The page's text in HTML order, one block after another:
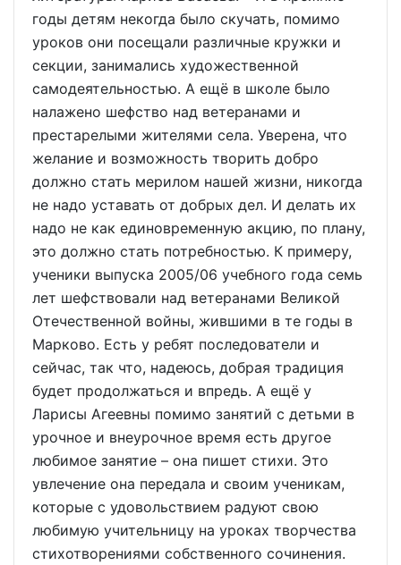
годы детям некогда было скучать, помимо
уроков они посещали различные кружки и
секции, занимались художественной
самодеятельностью. А ещё в школе было
налажено шефство над ветеранами и
престарелыми жителями села. Уверена, что
желание и возможность творить добро
должно стать мерилом нашей жизни, никогда
не надо уставать от добрых дел. И делать их
надо не как единовременную акцию, по плану,
это должно стать потребностью. К примеру,
ученики выпуска 2005/06 учебного года семь
лет шефствовали над ветеранами Великой
Отечественной войны, жившими в те годы в
Марково. Есть у ребят последователи и
сейчас, так что, надеюсь, добрая традиция
будет продолжаться и впредь. А ещё у
Ларисы Агеевны помимо занятий с детьми в
урочное и внеурочное время есть другое
любимое занятие – она пишет стихи. Это
увлечение она передала и своим ученикам,
которые с удовольствием радуют свою
любимую учительницу на уроках творчества
стихотворениями собственного сочинения.